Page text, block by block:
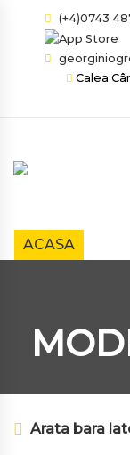
(+4)0743
Calea
ACASA
Arata bara